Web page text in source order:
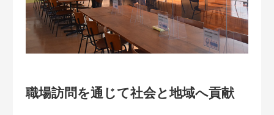
職場訪問を通じて社会と地域へ貢献